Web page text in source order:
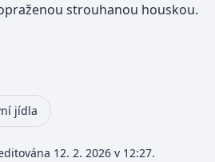
strouhanou houskou.
jídla
12. 2. 2026 v 12:27.